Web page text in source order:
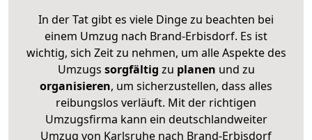
In der Tat gibt es viele Dinge zu beachten bei
einem Umzug nach Brand-Erbisdorf. Es ist
wichtig, sich Zeit zu nehmen, um alle Aspekte des
Umzugs sorgfältig zu planen und zu
organisieren, um sicherzustellen, dass alles
reibungslos verläuft. Mit der richtigen
Umzugsfirma kann ein deutschlandweiter
Umzug von Karlsruhe nach Brand-Erbisdorf